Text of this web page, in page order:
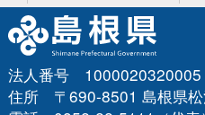
法人番号 1000020320005
住所 〒690-8501 島根県松